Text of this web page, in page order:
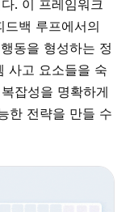
. 이 프레임워크
백 루프에서의
동을 형성하는 정
사고 요소들을 숙
잡성을 명확하게
한 전략을 만들 수